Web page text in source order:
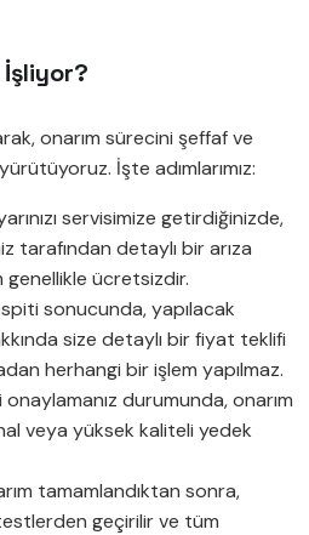
İşliyor?
onarım sürecini şeffaf ve
İşte adımlarımız:
servisimize getirdiğinizde,
tarafından detaylı bir arıza
genellikle ücretsizdir.
sonucunda, yapılacak
size detaylı bir fiyat teklifi
herhangi bir işlem yapılmaz.
durumunda, onarım
veya yüksek kaliteli yedek
tamamlandıktan sonra,
geçirilir ve tüm